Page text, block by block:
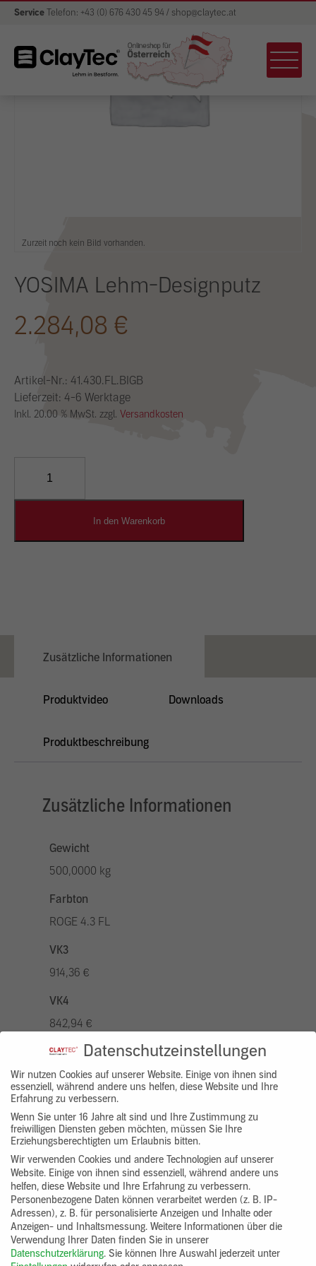
Service Telefon: +43 (0) 676 430 45 94 / shop@claytec.at
Zurzeit noch kein Bild vorhanden.
YOSIMA Lehm-Designputz
2.284,08 €
Artikel-Nr.: 41.430.FL.BIGB
Lieferzeit: 4-6 Werktage
Inkl. 20.00 % MwSt. zzgl. Versandkosten
Designputz
In den Warenkorb
Zusätzliche Informationen
Produktvideo Downloads
Produktbeschreibung
Zusätzliche Informationen
Gewicht
500,0000 kg
Farbton
ROGE 4.3 FL
VK3
914,36 €
VK4
842,94 €
VK5
1042,96 €
VK7
785,77 €
Gruppenprodukt
yosima_designputz_bigb
Datenschutzeinstellungen
Wir nutzen Cookies auf unserer Website. Einige von ihnen sind
essenziell, während andere uns helfen, diese Website und Ihre
Erfahrung zu verbessern.
Wenn Sie unter 16 Jahre alt sind und Ihre Zustimmung zu
freiwilligen Diensten geben möchten, müssen Sie Ihre
Erziehungsberechtigten um Erlaubnis bitten.
Wir verwenden Cookies und andere Technologien auf unserer
Website. Einige von ihnen sind essenziell, während andere uns
helfen, diese Website und Ihre Erfahrung zu verbessern.
Personenbezogene Daten können verarbeitet werden (z. B. IP-
Adressen), z. B. für personalisierte Anzeigen und Inhalte oder
Anzeigen- und Inhaltsmessung. Weitere Informationen über die
Verwendung Ihrer Daten finden Sie in unserer
Datenschutzerklärung. Sie können Ihre Auswahl jederzeit unter